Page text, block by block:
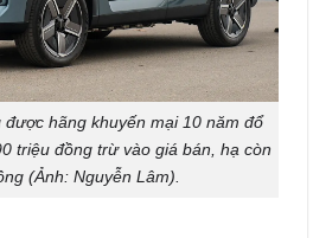
được hãng khuyến mại 10 năm đổ
triệu đồng trừ vào giá bán, hạ còn
(Ảnh: Nguyễn Lâm).